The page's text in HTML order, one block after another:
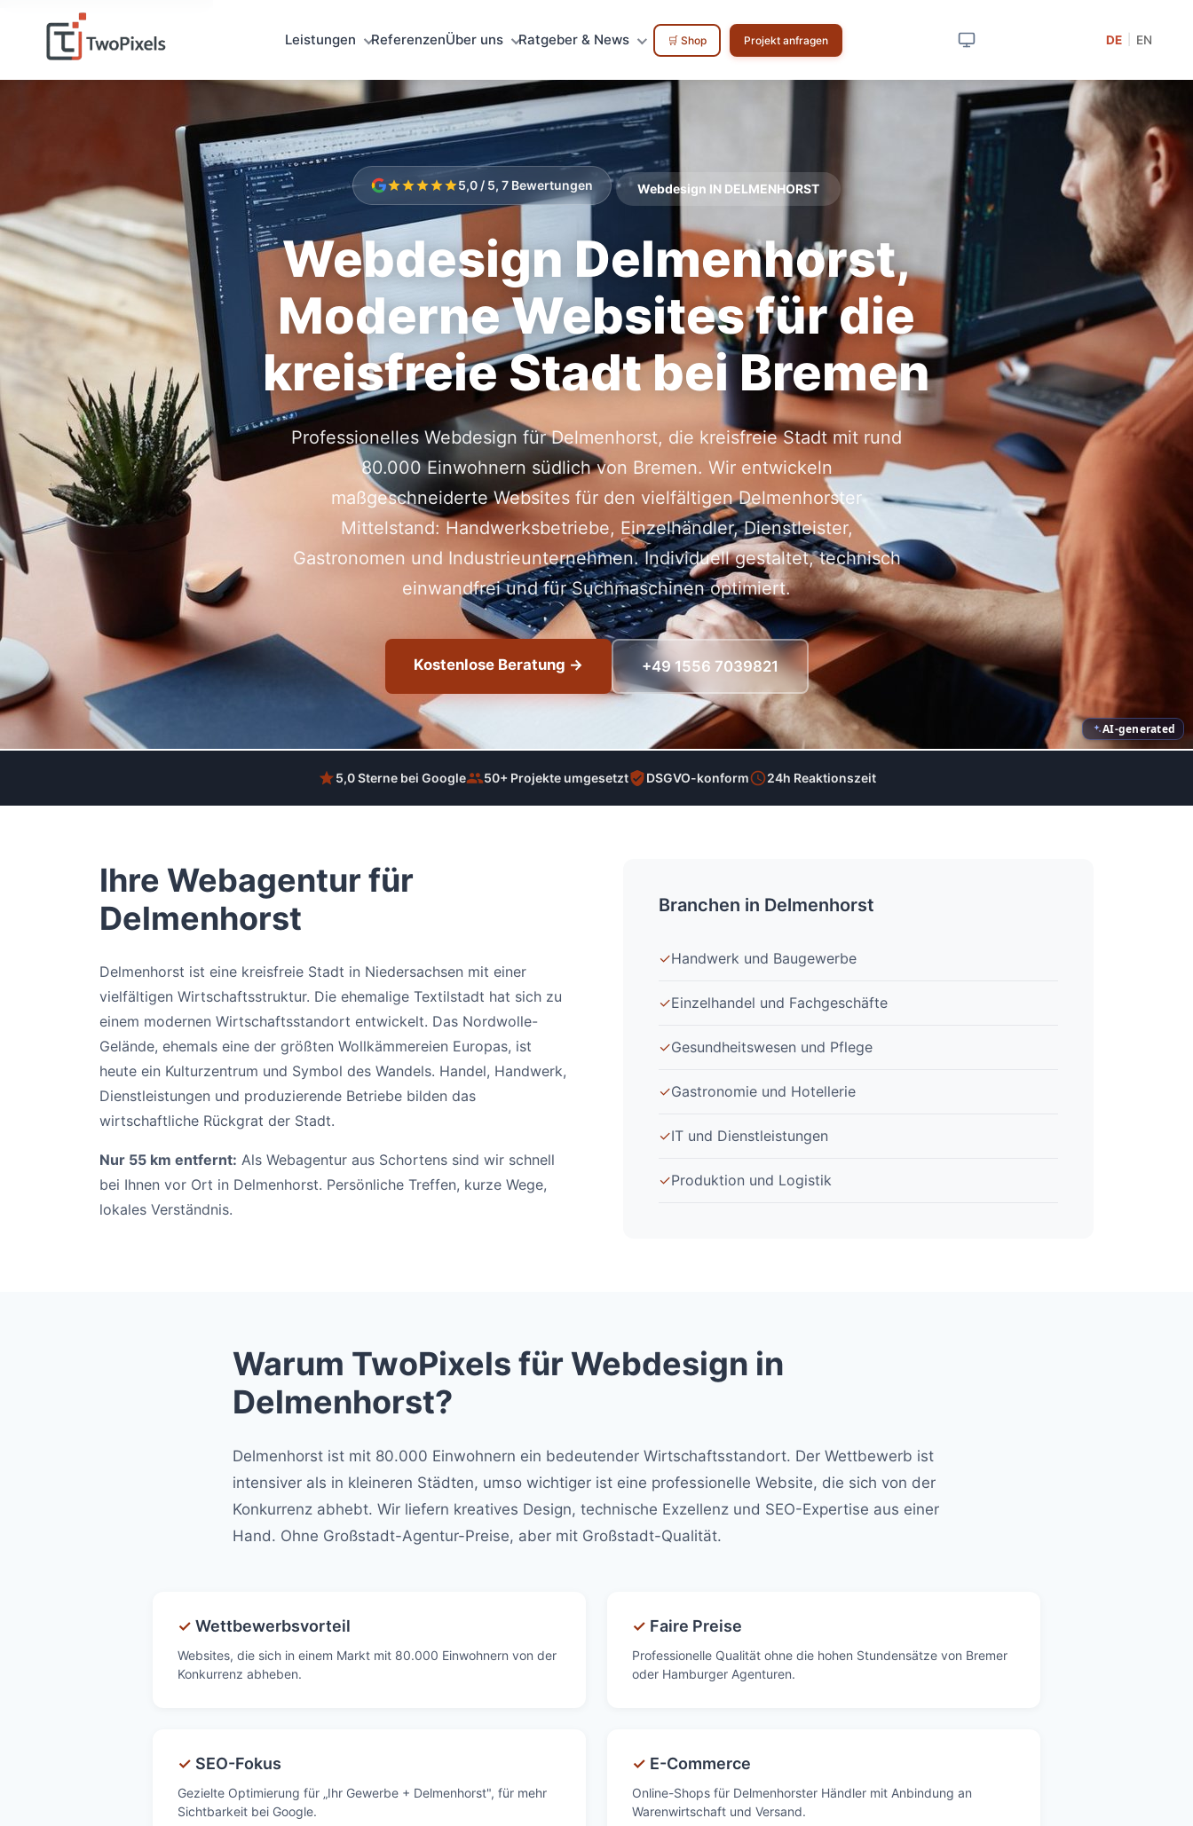
Leistungen ReferenzenÜber uns Ratgeber & News 🛒 Shop Projekt anfragen DE EN
AI-generated
5,0 / 5, 7 Bewertungen Webdesign IN DELMENHORST
Webdesign Delmenhorst,
Moderne Websites für die
kreisfreie Stadt bei Bremen
Professionelles Webdesign für Delmenhorst, die kreisfreie Stadt mit rund
80.000 Einwohnern südlich von Bremen. Wir entwickeln
maßgeschneiderte Websites für den vielfältigen Delmenhorster
Mittelstand: Handwerksbetriebe, Einzelhändler, Dienstleister,
Gastronomen und Industrieunternehmen. Individuell gestaltet, technisch
einwandfrei und für Suchmaschinen optimiert.
Kostenlose Beratung → +49 1556 7039821
5,0 Sterne bei Google 50+ Projekte umgesetzt DSGVO-konform 24h Reaktionszeit
Ihre Webagentur für
Delmenhorst
Delmenhorst ist eine kreisfreie Stadt in Niedersachsen mit einer
vielfältigen Wirtschaftsstruktur. Die ehemalige Textilstadt hat sich zu
einem modernen Wirtschaftsstandort entwickelt. Das Nordwolle-
Gelände, ehemals eine der größten Wollkämmereien Europas, ist
heute ein Kulturzentrum und Symbol des Wandels. Handel, Handwerk,
Dienstleistungen und produzierende Betriebe bilden das
wirtschaftliche Rückgrat der Stadt.
Nur 55 km entfernt: Als Webagentur aus Schortens sind wir schnell
bei Ihnen vor Ort in Delmenhorst. Persönliche Treffen, kurze Wege,
lokales Verständnis.
Branchen in Delmenhorst
✓Handwerk und Baugewerbe
✓Einzelhandel und Fachgeschäfte
✓Gesundheitswesen und Pflege
✓Gastronomie und Hotellerie
✓IT und Dienstleistungen
✓Produktion und Logistik
Warum TwoPixels für Webdesign in
Delmenhorst?
Delmenhorst ist mit 80.000 Einwohnern ein bedeutender Wirtschaftsstandort. Der Wettbewerb ist
intensiver als in kleineren Städten, umso wichtiger ist eine professionelle Website, die sich von der
Konkurrenz abhebt. Wir liefern kreatives Design, technische Exzellenz und SEO-Expertise aus einer
Hand. Ohne Großstadt-Agentur-Preise, aber mit Großstadt-Qualität.
✓ Wettbewerbsvorteil
Websites, die sich in einem Markt mit 80.000 Einwohnern von der
Konkurrenz abheben.
✓ Faire Preise
Professionelle Qualität ohne die hohen Stundensätze von Bremer
oder Hamburger Agenturen.
✓ SEO-Fokus
Gezielte Optimierung für „Ihr Gewerbe + Delmenhorst", für mehr
Sichtbarkeit bei Google.
✓ E-Commerce
Online-Shops für Delmenhorster Händler mit Anbindung an
Warenwirtschaft und Versand.